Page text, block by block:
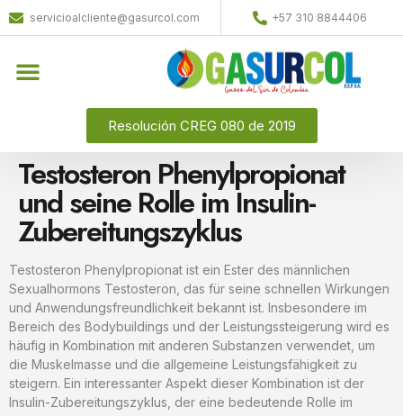
servicioalcliente@gasurcol.com +57 310 8844406
Resolución CREG 080 de 2019
Testosteron Phenylpropionat
und seine Rolle im Insulin-
Zubereitungszyklus
Testosteron Phenylpropionat ist ein Ester des männlichen
Sexualhormons Testosteron, das für seine schnellen Wirkungen
und Anwendungsfreundlichkeit bekannt ist. Insbesondere im
Bereich des Bodybuildings und der Leistungssteigerung wird es
häufig in Kombination mit anderen Substanzen verwendet, um
die Muskelmasse und die allgemeine Leistungsfähigkeit zu
steigern. Ein interessanter Aspekt dieser Kombination ist der
Insulin-Zubereitungszyklus, der eine bedeutende Rolle im